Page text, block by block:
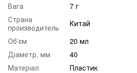
Вага
7 г
Страна
производитель
Китай
Об'єм
20 мл
Діаметр, мм
40
Матеріал
Пластик